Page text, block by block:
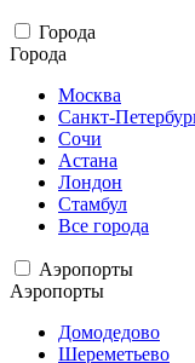
Города
Города
Москва
Санкт-
Сочи
Астана
Лондон
Стамбул
Все города
Аэропорты
Аэропорты
Домодедово
Шереметьево